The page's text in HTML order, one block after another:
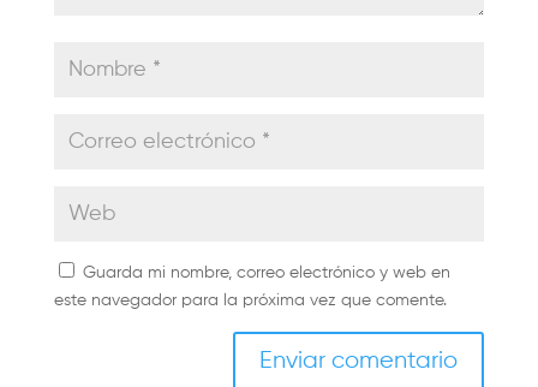
Guarda mi nombre, correo electrónico y web en
este navegador para la próxima vez que comente.